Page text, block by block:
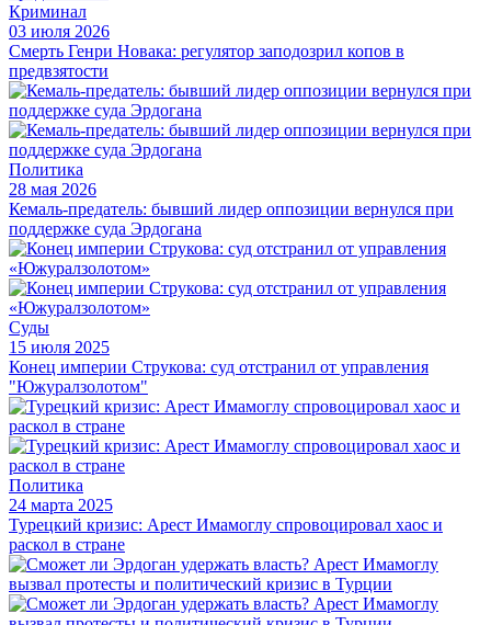
Криминал
03 июля 2026
Смерть Генри Новака: регулятор заподозрил копов в
предвзятости
Политика
28 мая 2026
Кемаль-предатель: бывший лидер оппозиции вернулся при
поддержке суда Эрдогана
Суды
15 июля 2025
Конец империи Струкова: суд отстранил от управления
"Южуралзолотом"
Политика
24 марта 2025
Турецкий кризис: Арест Имамоглу спровоцировал хаос и
раскол в стране